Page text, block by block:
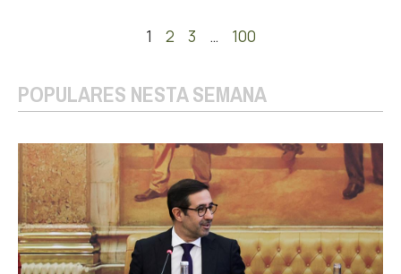
1 2 3 … 100
POPULARES NESTA SEMANA